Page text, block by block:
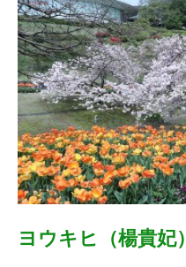
ヨウキヒ（楊貴妃）